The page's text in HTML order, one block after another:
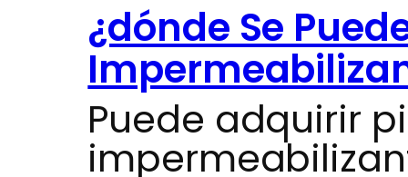
¿dónde Se
Puede adquirir